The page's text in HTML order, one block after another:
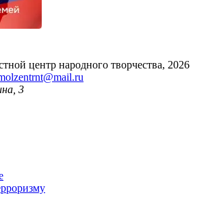
центр народного творчества, 2026
3